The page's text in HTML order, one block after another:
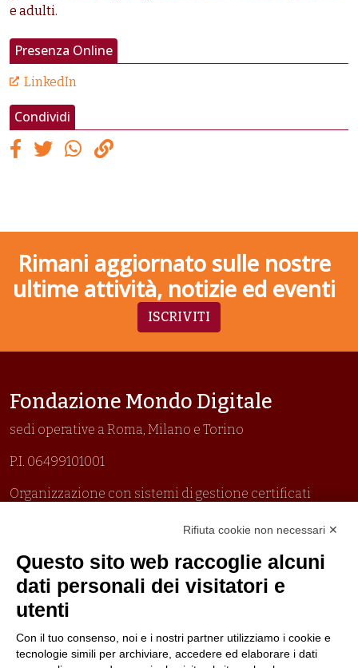
e adulti.
Presenza Online
LinkedIn
Condividi
Rimani aggiornato sulle nostre
ultime attività, notizie ed eventi
ISCRIVITI
Fondazione Mondo Digitale
sedi operative a Roma, Milano e Torino
P.I. 06499101001
Organizzazione con sistemi di gestione certificati
Politica antibullismo
Rifiuta cookie non necessari ✕
Questo sito web raccoglie alcuni
dati personali dei visitatori e
utenti
Con il tuo consenso, noi e i nostri partner utilizziamo i cookie e
tecnologie simili per archiviare, accedere ed elaborare i dati